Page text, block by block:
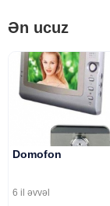
Ən ucuz
Domofon
6 il əvvəl